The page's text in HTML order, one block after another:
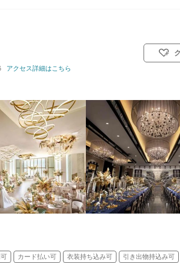
スタイル: 教会式(キリスト教式)／神前式／人前式／仏前式
アクセス詳細はこちら
カード払い可 衣装持ち込み可 引き出物持込み可